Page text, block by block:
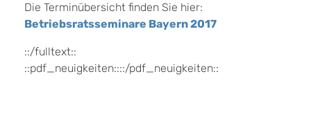
Die Terminübersicht finden Sie hier:
Betriebsratsseminare Bayern 2017
::/fulltext::
::pdf_neuigkeiten::::/pdf_neuigkeiten::